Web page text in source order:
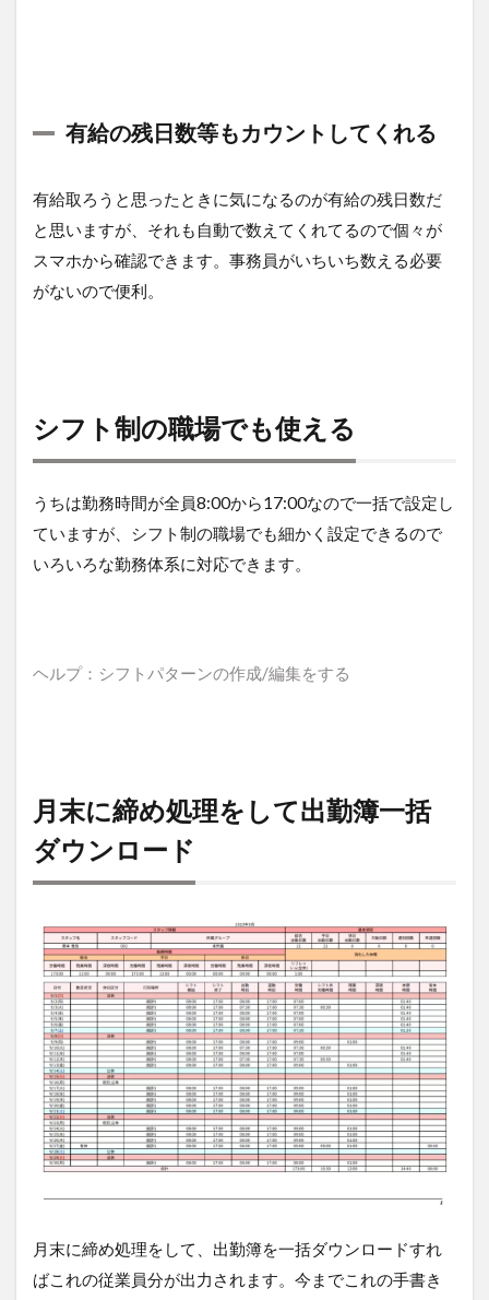
有給の残日数等もカウントしてくれる
有給取ろうと思ったときに気になるのが有給の残日数だ
と思いますが、それも自動で数えてくれてるので個々が
スマホから確認できます。事務員がいちいち数える必要
がないので便利。
シフト制の職場でも使える
うちは勤務時間が全員8:00から17:00なので一括で設定し
ていますが、シフト制の職場でも細かく設定できるので
いろいろな勤務体系に対応できます。
ヘルプ：シフトパターンの作成/編集をする
月末に締め処理をして出勤簿一括
ダウンロード
月末に締め処理をして、出勤簿を一括ダウンロードすれ
ばこれの従業員分が出力されます。今までこれの手書き